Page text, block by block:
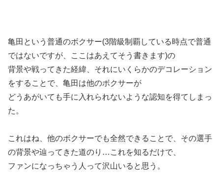
亀田という普通のボクサー(3階級制覇している時点で普通
ではないですが、ここはあえてそう書きます)の
背景や戦ってきた経緯、それにいくらかのデコレーション
をすることで、亀田は他のボクサーが
どうあがいても手に入れられないような認知を得てしまっ
た。
これはね、他のボクサーでも全然できることで、その選手
の背景や辿ってきた道のり…これを知るだけで、
ファンになっちゃう人って沢山いると思う。